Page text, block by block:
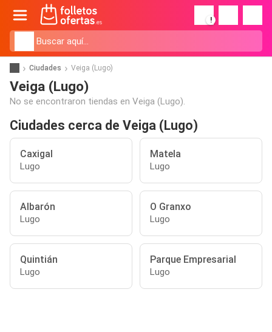
!
Ciudades Veiga (Lugo)
Veiga (Lugo)
No se encontraron tiendas en Veiga (Lugo).
Ciudades cerca de Veiga (Lugo)
Caxigal
Lugo
Matela
Lugo
Albarón
Lugo
O Granxo
Lugo
Quintián
Lugo
Parque Empresarial
Lugo